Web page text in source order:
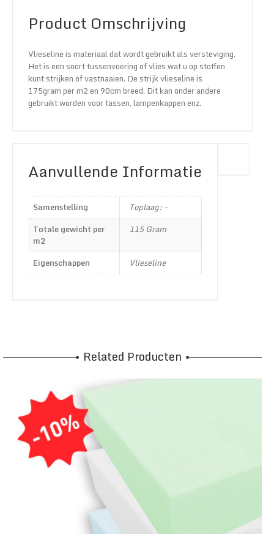
Product Omschrijving
Vlieseline is materiaal dat wordt gebruikt als versteviging.
Het is een soort tussenvoering of vlies wat u op stoffen
kunt strijken of vastnaaien. De strijk vlieseline is
175gram per m2 en 90cm breed. Dit kan onder andere
gebruikt worden voor tassen, lampenkappen enz.
Aanvullende Informatie
Samenstelling
Toplaag: –
Totale gewicht per
m2
115 Gram
Eigenschappen Vlieseline
Related Producten